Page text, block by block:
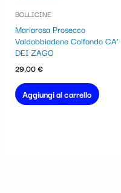
BOLLICINE
Mariarosa Prosecco
Valdobbiadene Colfondo CA’
DEI ZAGO
29,00€
Aggiungi al carrello